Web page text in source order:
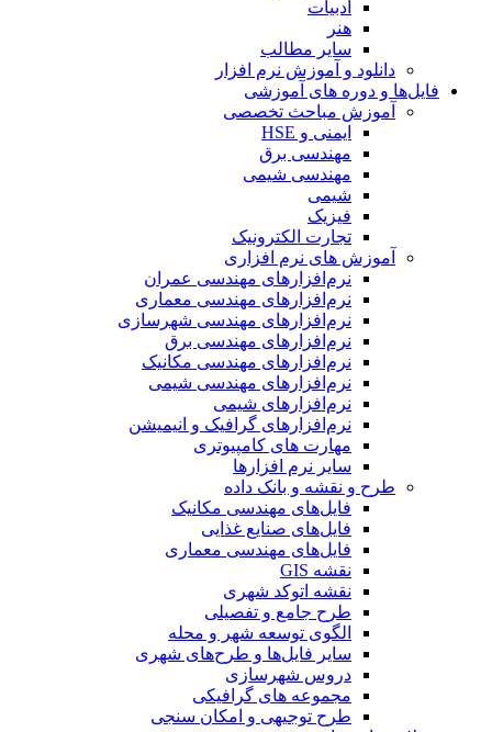
ادبیات
هنر
سایر مطالب
دانلود و آموزش نرم افزار
فایل‌ها و دوره های آموزشی
آموزش مباحث تخصصی
ایمنی و HSE
مهندسی برق
مهندسی شیمی
شیمی
فیزیک
تجارت الکترونیک
آموزش های نرم افزاری
نرم‌افزارهای مهندسی عمران
نرم‌افزارهای مهندسی معماری
نرم‌افزارهای مهندسی شهرسازی
نرم‌افزارهای مهندسی برق
نرم‌افزارهای مهندسی مکانیک
نرم‌افزارهای مهندسی شیمی
نرم‌افزارهای شیمی
نرم‌افزارهای گرافیک و انیمیشن
مهارت های کامپیوتری
سایر نرم افزارها
طرح و نقشه و بانک داده
فایل‌های مهندسی مکانیک
فایل‌های صنایع غذایی
فایل‌های مهندسی معماری
نقشه GIS
نقشه اتوکد شهری
طرح جامع و تفصیلی
الگوی توسعه شهر و محله
سایر فایل‌ها و طرح‌های شهری
دروس شهرسازی
مجموعه های گرافیکی
طرح توجیهی و امکان سنجی